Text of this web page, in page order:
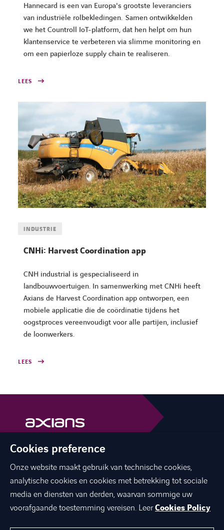
Hannecard is een van Europa's grootste leveranciers
van industriële rolbekledingen. Samen ontwikkelden
we het Countroll IoT-platform, dat hen helpt om hun
klantenservice te verbeteren via slimme monitoring en
om een papierloze supply chain te realiseren.
LEES
INDUSTRIE
CNHi: Harvest Coordination app
CNH industrial is gespecialiseerd in
landbouwvoertuigen. In samenwerking met CNHi heeft
Axians de Harvest Coordination app ontworpen, een
mobiele applicatie die de coördinatie tijdens het
oogstproces vereenvoudigt voor alle partijen, inclusief
de loonwerkers.
LEES
facebooklinkedinyoutube
OVER ONS
Cookies preference
Onze website maakt gebruik van technische cookies,
analytische cookies en cookies met betrekking tot sociale
media en diensten van derden, waarvan sommige uw
voorafgaande toestemming vereisen. LeerCookies Policy